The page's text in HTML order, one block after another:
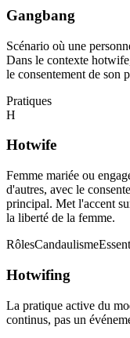
Gangbang
Scénario où une
Dans le contexte
le consentement de son
Pratiques
H
Hotwife
Femme mariée ou
d'autres, avec le
principal. Met l'accent
la liberté de la femme.
RôlesCandaulisme
Hotwifing
La pratique active du
continus, pas un